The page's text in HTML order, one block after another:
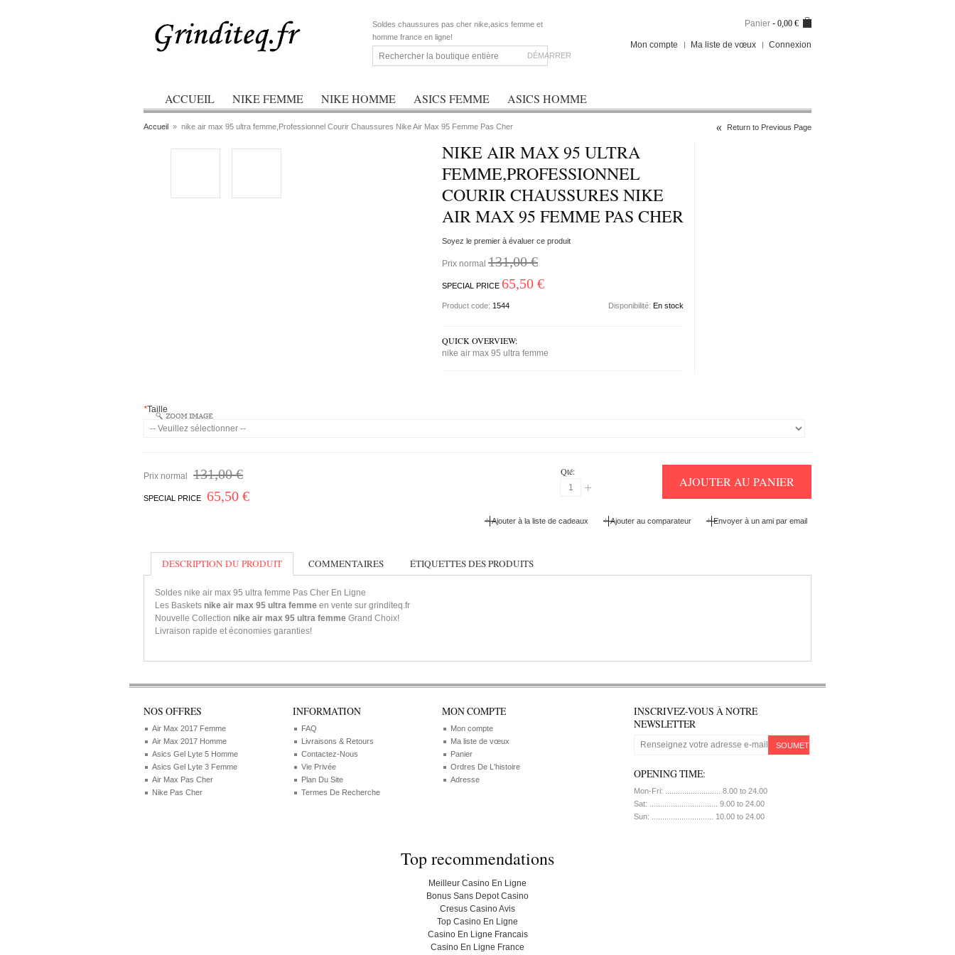
Soldes chaussures pas cher nike,asics femme et
homme france en ligne!
DÉMARRER
Panier - 0,00 €
Mon compte Ma liste de vœux Connexion
ACCUEIL NIKE FEMME NIKE HOMME ASICS FEMME ASICS HOMME
Accueil » nike air max 95 ultra femme,Professionnel Courir Chaussures Nike Air Max 95 Femme Pas Cher Return to Previous Page
NIKE AIR MAX 95 ULTRA
FEMME,PROFESSIONNEL
COURIR CHAUSSURES NIKE
AIR MAX 95 FEMME PAS CHER
Soyez le premier à évaluer ce produit
Prix normal 131,00 €
SPECIAL PRICE 65,50 €
Product code: 1544 Disponibilité: En stock
QUICK OVERVIEW:
nike air max 95 ultra femme
*Taille
Prix normal 131,00 €
SPECIAL PRICE 65,50 €
Qté:
AJOUTER AU PANIER
+Ajouter à la liste de cadeaux +Ajouter au comparateur +Envoyer à un ami par email
DESCRIPTION DU PRODUIT COMMENTAIRES ÉTIQUETTES DES PRODUITS
Soldes nike air max 95 ultra femme Pas Cher En Ligne
Les Baskets nike air max 95 ultra femme en vente sur grinditeq.fr
Nouvelle Collection nike air max 95 ultra femme Grand Choix!
Livraison rapide et économies garanties!
INSCRIVEZ-VOUS À NOTRE
NEWSLETTER
SOUMETTRE
OPENING TIME:
Mon-Fri: .......................... 8.00 to 24.00
Sat: ................................ 9.00 to 24.00
Sun: ............................. 10.00 to 24.00
NOS OFFRES
Air Max 2017 Femme
Air Max 2017 Homme
Asics Gel Lyte 5 Homme
Asics Gel Lyte 3 Femme
Air Max Pas Cher
Nike Pas Cher
INFORMATION
FAQ
Livraisons & Retours
Contactez-Nous
Vie Privée
Plan Du Site
Termes De Recherche
MON COMPTE
Mon compte
Ma liste de vœux
Panier
Ordres De L'histoire
Adresse
Top recommendations
Meilleur Casino En Ligne
Bonus Sans Depot Casino
Cresus Casino Avis
Top Casino En Ligne
Casino En Ligne Francais
Casino En Ligne France